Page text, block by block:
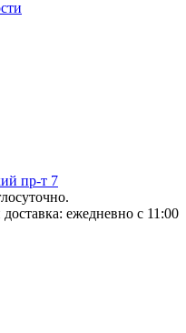
пр-т 7
ежедневно с 11:00